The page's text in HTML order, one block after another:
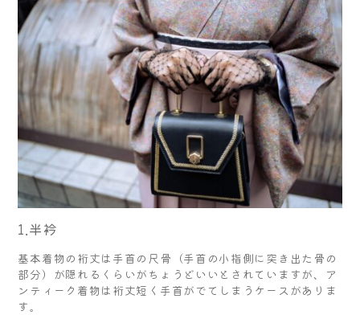
1.半衿
基本着物の裄丈は手首の尺骨（手首の小指側に突き出た骨の
部分）が隠れるくらいがちょうどいいとされていますが、ア
ンティーク着物は裄丈短く手首がでてしまうケースがありま
す。